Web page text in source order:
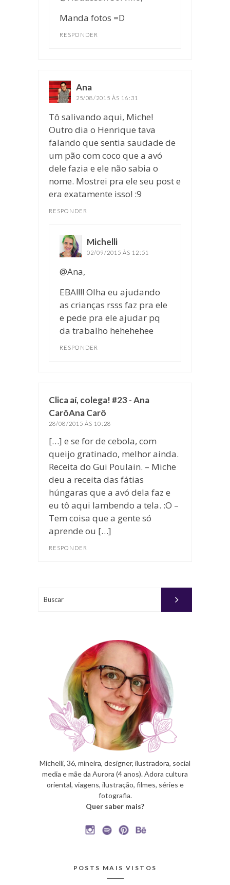
Manda fotos =D
RESPONDER
Ana
25/08/2015 ÀS 16:31
Tô salivando aqui, Miche!
Outro dia o Henrique tava
falando que sentia saudade de
um pão com coco que a avó
dele fazia e ele não sabia o
nome. Mostrei pra ele seu post e
era exatamente isso! :9
RESPONDER
Michelli
02/09/2015 ÀS 12:51
@Ana,
EBA!!!! Olha eu ajudando
as crianças rsss faz pra ele
e pede pra ele ajudar pq
da trabalho hehehehee
RESPONDER
Clica aí, colega! #23 - Ana
CarôAna Carô
28/08/2015 ÀS 10:28
[…] e se for de cebola, com
queijo gratinado, melhor ainda.
Receita do Gui Poulain. – Miche
deu a receita das fátias
húngaras que a avó dela faz e
eu tô aqui lambendo a tela. :O –
Tem coisa que a gente só
aprende ou […]
RESPONDER
Michelli, 36, mineira, designer, ilustradora, social
media e mãe da Aurora (4 anos). Adora cultura
oriental, viagens, ilustração, filmes, séries e
fotografia.
Quer saber mais?
POSTS MAIS VISTOS